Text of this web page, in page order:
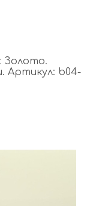
Золото.
Артикул: b04-